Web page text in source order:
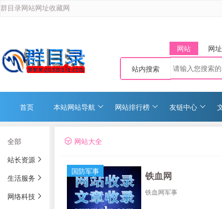
群目录网站网址收藏网
网站 网址
站内搜索
首页 本站网站导航 网站排行榜 友链中心
全部
站长资源
生活服务
网络科技
网站大全
国防军事 铁血网
铁血网军事